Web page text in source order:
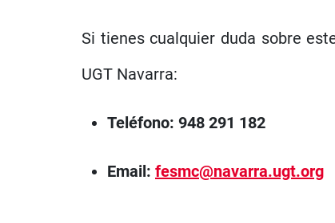
Si tienes cualquier duda sobre
UGT Navarra:
Teléfono: 948 291 182
Email: fesmc@navarra.ugt.org